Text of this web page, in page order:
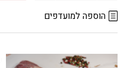
של
הוספה למועדפים